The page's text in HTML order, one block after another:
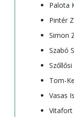
Palota
Pintér
Simon
Szabó
Tom-
Vasas
Vitafort